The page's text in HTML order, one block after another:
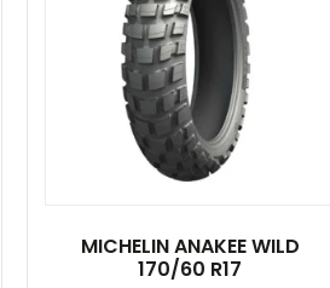
MICHELIN ANAKEE WILD
170/60 R17